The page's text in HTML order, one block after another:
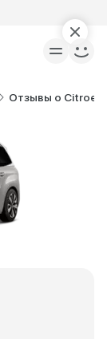
Отзывы о Citroen